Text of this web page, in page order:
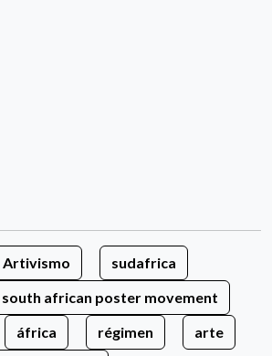
Artivismo
sudafrica
south african poster movement
áfrica régimen
arte